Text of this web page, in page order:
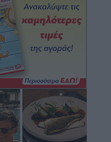
από Πειραιά,
στις
πριν 14 ώρες
ευρώ στις 13
μέτρα βιοασφάλειας
πριν 14 ώρες